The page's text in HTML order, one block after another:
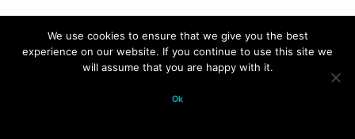
We use cookies to ensure that we give you the best
experience on our website. If you continue to use this site we
will assume that you are happy with it.
Ok